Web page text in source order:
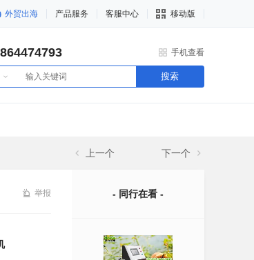
外贸出海 产品服务 客服中心 移动版
手机查看
搜索
上一个 下一个
举报 - 同行在看 -